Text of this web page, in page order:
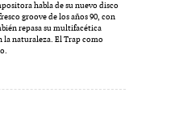
habla de su nuevo disco
groove de los años 90, con
repasa su multifacética
la naturaleza. El Trap como